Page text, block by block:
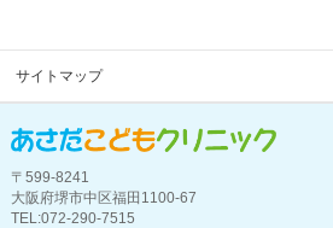
サイトマップ
〒599-8241
大阪府堺市中区福田1100-67
TEL:072-290-7515